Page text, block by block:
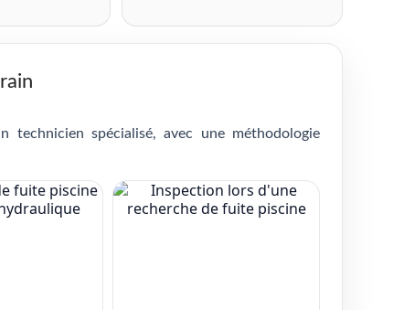
spécialisé, avec une méthodologie